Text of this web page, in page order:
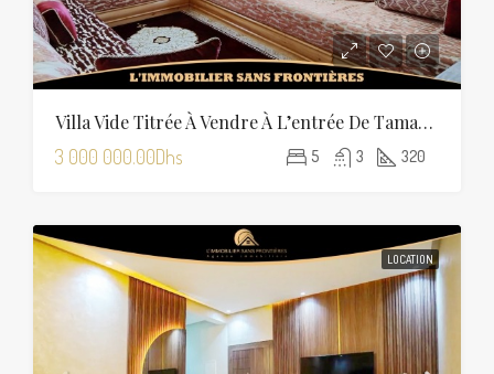
Villa Vide Titrée À Vendre À L’entrée De Tamansourt – 320 M² De Terrain – 4 Façades
3 000 000.00Dhs 5 3 320
LOCATION